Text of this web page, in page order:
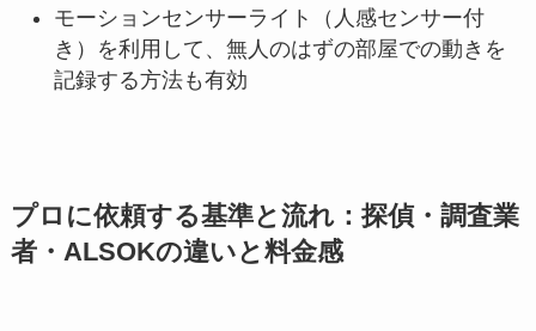
モーションセンサーライト（人感センサー付
き）を利用して、無人のはずの部屋での動きを
記録する方法も有効
プロに依頼する基準と流れ：探偵・調査業
者・ALSOKの違いと料金感